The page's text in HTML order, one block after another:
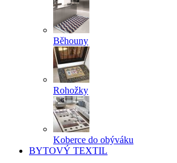
Běhouny
Rohožky
Koberce do obýváku
BYTOVÝ TEXTIL